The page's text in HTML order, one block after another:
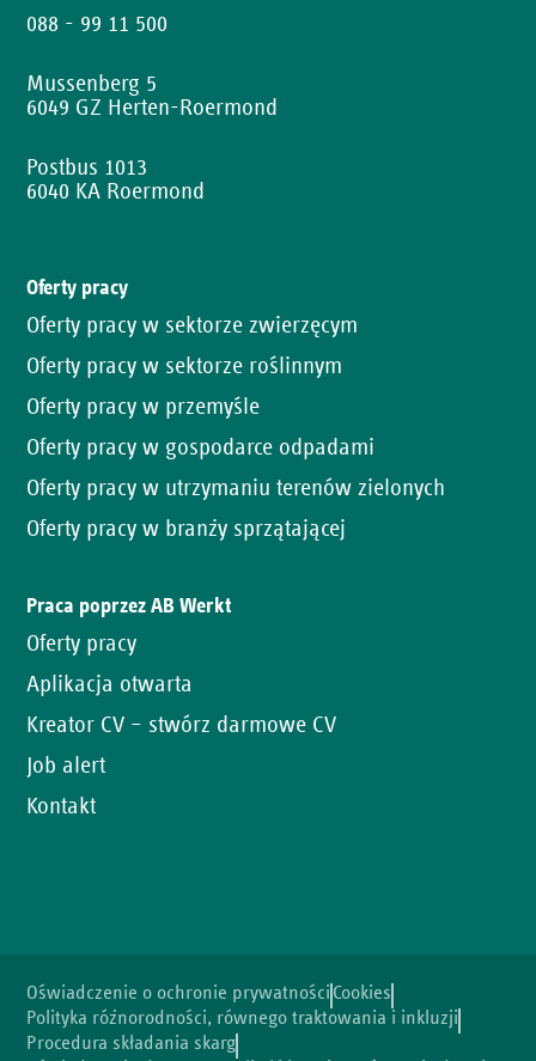
088 - 99 11 500
Mussenberg 5
6049 GZ Herten-Roermond
Postbus 1013
6040 KA Roermond
Oferty pracy
Oferty pracy w sektorze zwierzęcym
Oferty pracy w sektorze roślinnym
Oferty pracy w przemyśle
Oferty pracy w gospodarce odpadami
Oferty pracy w utrzymaniu terenów zielonych
Oferty pracy w branży sprzątającej
Praca poprzez AB Werkt
Oferty pracy
Aplikacja otwarta
Kreator CV – stwórz darmowe CV
Job alert
Kontakt
Oświadczenie o ochronie prywatności Cookies
Polityka różnorodności, równego traktowania i inkluzji
Procedura składania skarg